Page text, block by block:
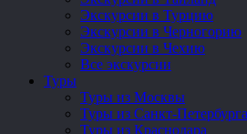
Экскурсии в Турцию
Экскурсии в Черногорию
Экскурсии в Чехию
Все экскурсии
Туры
Туры из Москвы
Туры из Санкт-Петербурга
Туры из Краснодара